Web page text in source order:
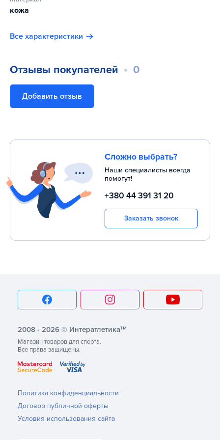
кожа
Все характеристики
Отзывы покупателей 0
Добавить отзыв
Сложно выбрать?
Наши специалисты всегда
помогут!
+380 44 391 31 20
Заказать звонок
2008 - 2026 © Интератлетикатм
Магазин товаров для спорта.
Все права защищены.
Политика конфиденциальности
Договор публичной оферты
Условия использования сайта